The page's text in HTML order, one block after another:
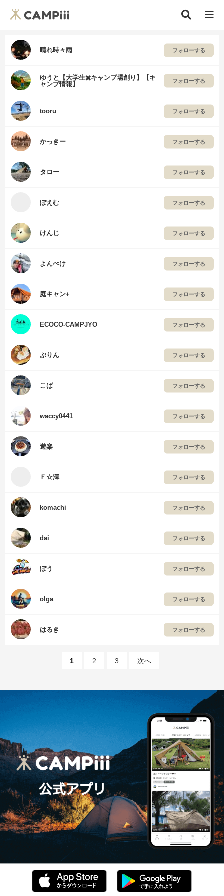
晴れ時々雨 フォローする
ゆうと【大学生✖️キャンプ場創り】【キ
ャンプ情報】
フォローする
tooru フォローする
かっきー フォローする
タロー フォローする
ぽえむ フォローする
けんじ フォローする
よんぺけ フォローする
庭キャン+ フォローする
ECOCO-CAMPJYO フォローする
ぷりん フォローする
こば フォローする
waccy0441 フォローする
遊楽 フォローする
Ｆ☆澤 フォローする
komachi フォローする
dai フォローする
ぽう フォローする
olga フォローする
はるき フォローする
1 2 3 次へ